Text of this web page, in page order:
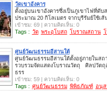
วัดเขาอังคาร
ตั้งอยู่บนเขาอังคารซึ่งเป็นภูเขาไฟที่ดั
ประมาณ 20 กิโลเมตร จากบุรีรัมย์ใช้เ
เข้าชม: 69 | ความคิดเห็น: 0
Tags : วัด พระอุโบสถ โบราณสถาน
ศูนย์วัฒนธรรมอีสานใต้
ศูนย์วัฒนธรรมอีสานใต้ตั้งอยู่ภายใน
รวบรวมจัดแสดงโบราณวัตถุ ศิลปวัต
ธรร
เข้าชม: 59 | ความคิดเห็น: 0
Tags : ศูนย์วัฒนธรรม พิพิธภัณฑ์ อนุ